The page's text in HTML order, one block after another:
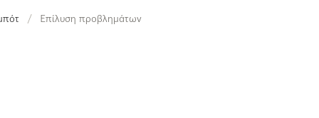
/ Επίλυση προβλημάτων